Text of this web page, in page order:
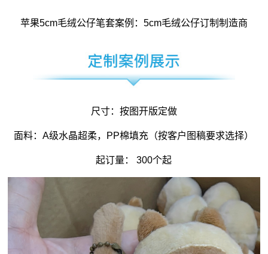
苹果5cm毛绒公仔笔套案例：5cm毛绒公仔订制 制造商
尺寸：按图开版定做
面料：A级水晶超柔，PP棉填充（按客户图稿要求选择）
起订量： 300个起